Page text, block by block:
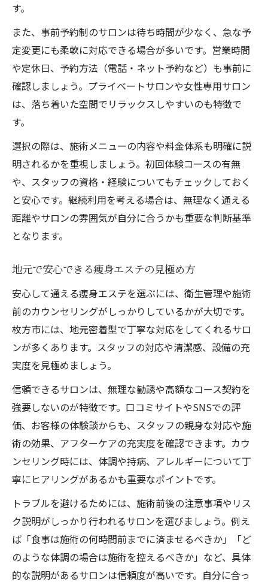
す。
また、事前予約制のサロンは待ち時間が少なく、急な予
定変更にも柔軟に対応できる場合が多いです。営業時間
や定休日、予約方法（電話・ネット予約など）も事前に
確認しましょう。プライベートサロンや女性専用サロン
は、落ち着いた空間でリラックスしやすいのも特徴で
す。
選択の際は、施術メニューの内容や料金体系も明確に説
明されるかを重視しましょう。初回体験コースの有無
や、スタッフの資格・経験についてもチェックしておく
と安心です。継続利用を考える場合は、無理なく通える
距離やサロンの雰囲気が自分に合うかも重要な判断基準
となります。
地元で安心できる痩身エステの見極め方
安心して通える痩身エステを選ぶには、衛生管理や施術
前のカウンセリングがしっかりしているかが大切です。
枚方市には、地元密着型で丁寧な対応をしてくれるサロ
ンが多くあります。スタッフの対応や清潔感、設備の充
実度を見極めましょう。
信頼できるサロンは、無理な勧誘や高額なコース契約を
強要しないのが特徴です。口コミサイトやSNSでの評
価、お客様の体験談からも、スタッフの親身な対応や施
術の効果、アフターケアの充実度を確認できます。カウ
ンセリング時には、体調や持病、アレルギーについて丁
寧にヒアリングがあるかも重要なポイントです。
トラブルを避けるためには、施術前後の注意事項やリス
ク説明がしっかり行われるサロンを選びましょう。例え
ば「食事は施術の何時間前までに済ませるべきか」「ど
のような体調の場合は施術を控えるべきか」など、具体
的な説明があるサロンは信頼度が高いです。自分に合っ